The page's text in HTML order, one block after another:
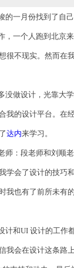
的一月份找到了自
，一个人跑到北京
很不现实。然而在
没做设计，光靠大
我的设计平台。在
达内来学习。
师：段老师和刘顺
学会了设计的技巧
我也有了前所未有
计和UI 设计的工作
我会在设计这条路